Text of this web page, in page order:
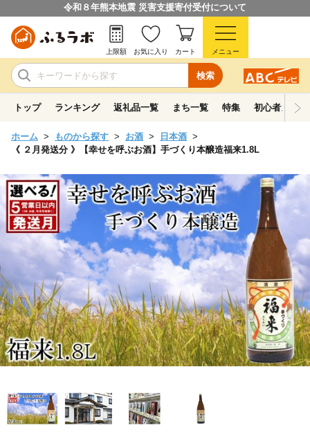
令和８年熊本地震 災害支援寄付受付について
検索
上限額 お気に入り カート メニュー
トップ ランキング 返礼品一覧 まち一覧 特集 初心者ガイド
ホーム ものから探す お酒
日本酒
《 ２月発送分 》【幸せを呼ぶお酒】手づくり本醸造福来1.8L